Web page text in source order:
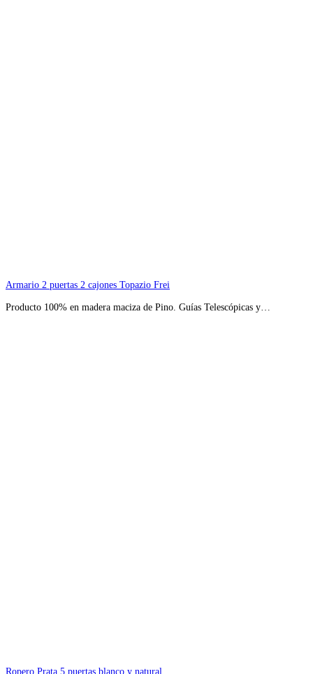
Armario 2 puertas 2 cajones Topazio Frei
Producto 100% en madera maciza de Pino. Guías Telescópicas y…
Ropero Prata 5 puertas blanco y natural